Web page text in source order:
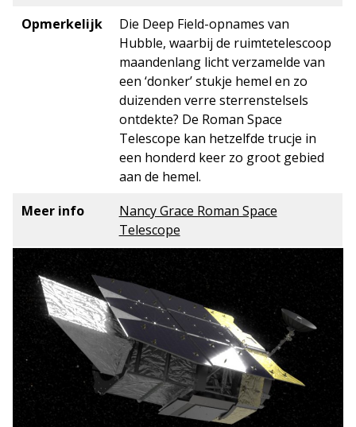
Opmerkelijk
Die Deep Field-opnames van
Hubble, waarbij de ruimtetelescoop
maandenlang licht verzamelde van
een ‘donker’ stukje hemel en zo
duizenden verre sterrenstelsels
ontdekte? De Roman Space
Telescope kan hetzelfde trucje in
een honderd keer zo groot gebied
aan de hemel.
Meer info
Nancy Grace Roman Space
Telescope